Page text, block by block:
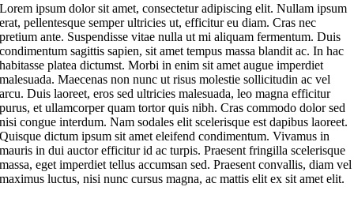
Lorem ipsum dolor sit amet, consectetur adipiscing elit. Nullam ipsum
erat, pellentesque semper ultricies ut, efficitur eu diam. Cras nec
pretium ante. Suspendisse vitae nulla ut mi aliquam fermentum. Duis
condimentum sagittis sapien, sit amet tempus massa blandit ac. In hac
habitasse platea dictumst. Morbi in enim sit amet augue imperdiet
malesuada. Maecenas non nunc ut risus molestie sollicitudin ac vel
arcu. Duis laoreet, eros sed ultricies malesuada, leo magna efficitur
purus, et ullamcorper quam tortor quis nibh. Cras commodo dolor sed
nisi congue interdum. Nam sodales elit scelerisque est dapibus laoreet.
Quisque dictum ipsum sit amet eleifend condimentum. Vivamus in
mauris in dui auctor efficitur id ac turpis. Praesent fringilla scelerisque
massa, eget imperdiet tellus accumsan sed. Praesent convallis, diam vel
maximus luctus, nisi nunc cursus magna, ac mattis elit ex sit amet elit.